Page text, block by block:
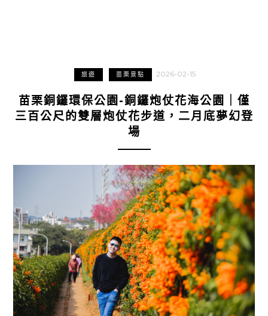
旅遊 苗栗景點 2026-02-15
苗栗銅鑼環保公園-銅鑼炮仗花海公園｜僅
三百公尺的雙層炮仗花步道，二月底夢幻登
場